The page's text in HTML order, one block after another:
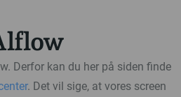
Derfor kan du her på siden finde
. Det vil sige, at vores screen